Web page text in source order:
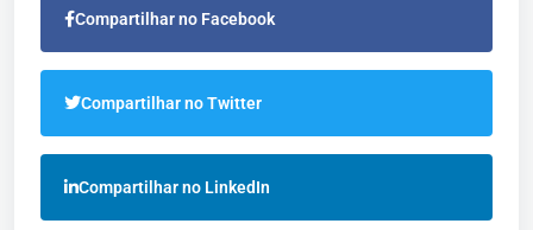
Compartilhar no Facebook
Compartilhar no Twitter
Compartilhar no LinkedIn